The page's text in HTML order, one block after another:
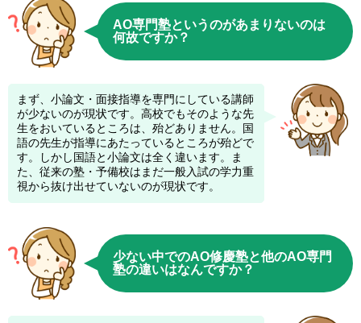
AO専門塾というのがあまりないのは
何故ですか？
まず、小論文・面接指導を専門にしている講師
が少ないのが現状です。高校でもそのような先
生をおいているところは、殆どありません。国
語の先生が指導にあたっているところが殆どで
す。しかし国語と小論文は全く違います。ま
た、従来の塾・予備校はまだ一般入試の学力重
視から抜け出せていないのが現状です。
少ない中でのAO修慶塾と他のAO専門
塾の違いはなんですか？